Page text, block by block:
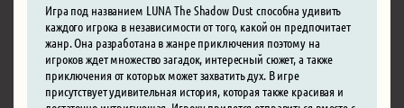
Игра под названием LUNA The Shadow Dust способна удивить
каждого игрока в независимости от того, какой он предпочитает
жанр. Она разработана в жанре приключения поэтому на
игроков ждет множество загадок, интересный сюжет, а также
приключения от которых может захватить дух. В игре
присутствует удивительная история, которая также красивая и